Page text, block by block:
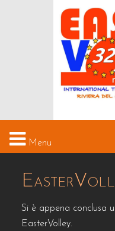
Menu
Si è appena conclusa
EasterVolley.